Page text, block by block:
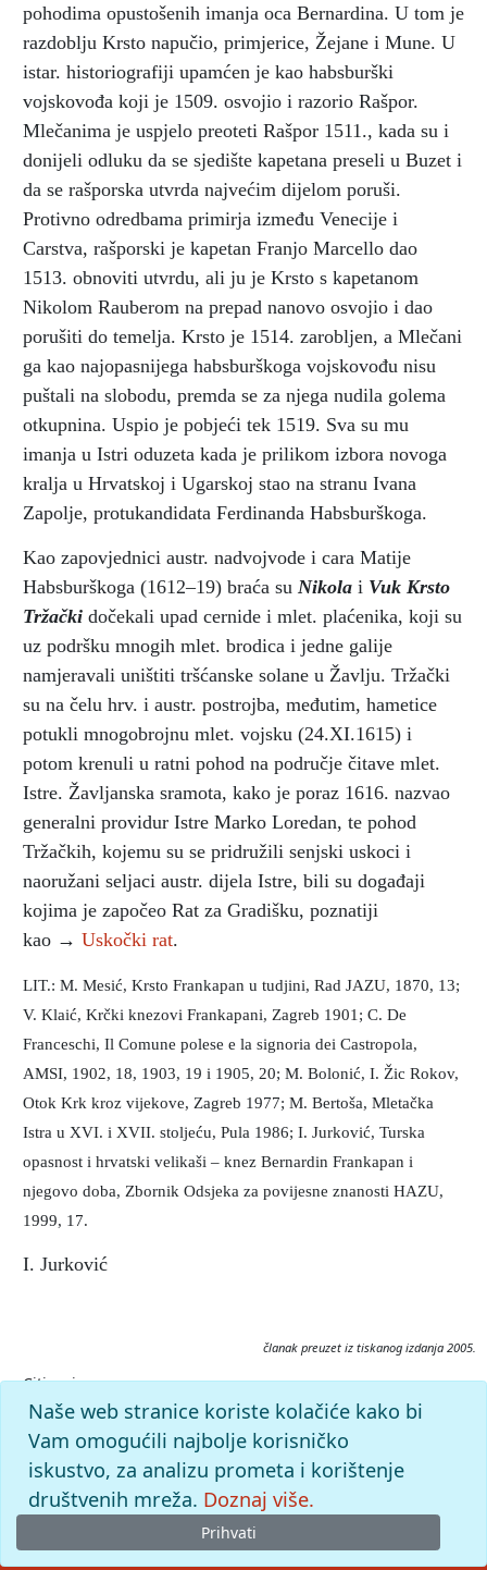
pohodima opustošenih imanja oca Bernardina. U tom je
razdoblju Krsto napučio, primjerice, Žejane i Mune. U
istar. historiografiji upamćen je kao habsburški
vojskovođa koji je 1509. osvojio i razorio Rašpor.
Mlečanima je uspjelo preoteti Rašpor 1511., kada su i
donijeli odluku da se sjedište kapetana preseli u Buzet i
da se rašporska utvrda najvećim dijelom poruši.
Protivno odredbama primirja između Venecije i
Carstva, rašporski je kapetan Franjo Marcello dao
1513. obnoviti utvrdu, ali ju je Krsto s kapetanom
Nikolom Rauberom na prepad nanovo osvojio i dao
porušiti do temelja. Krsto je 1514. zarobljen, a Mlečani
ga kao najopasnijega habsburškoga vojskovođu nisu
puštali na slobodu, premda se za njega nudila golema
otkupnina. Uspio je pobjeći tek 1519. Sva su mu
imanja u Istri oduzeta kada je prilikom izbora novoga
kralja u Hrvatskoj i Ugarskoj stao na stranu Ivana
Zapolje, protukandidata Ferdinanda Habsburškoga.
Kao zapovjednici austr. nadvojvode i cara Matije
Habsburškoga (1612–19) braća su Nikola i Vuk Krsto
Tržački dočekali upad cernide i mlet. plaćenika, koji su
uz podršku mnogih mlet. brodica i jedne galije
namjeravali uništiti tršćanske solane u Žavlju. Tržački
su na čelu hrv. i austr. postrojba, međutim, hametice
potukli mnogobrojnu mlet. vojsku (24.XI.1615) i
potom krenuli u ratni pohod na područje čitave mlet.
Istre. Žavljanska sramota, kako je poraz 1616. nazvao
generalni providur Istre Marko Loredan, te pohod
Tržačkih, kojemu su se pridružili senjski uskoci i
naoružani seljaci austr. dijela Istre, bili su događaji
kojima je započeo Rat za Gradišku, poznatiji
kao → Uskočki rat.
LIT.: M. Mesić, Krsto Frankapan u tudjini, Rad JAZU, 1870, 13;
V. Klaić, Krčki knezovi Frankapani, Zagreb 1901; C. De
Franceschi, Il Comune polese e la signoria dei Castropola,
AMSI, 1902, 18, 1903, 19 i 1905, 20; M. Bolonić, I. Žic Rokov,
Otok Krk kroz vijekove, Zagreb 1977; M. Bertoša, Mletačka
Istra u XVI. i XVII. stoljeću, Pula 1986; I. Jurković, Turska
opasnost i hrvatski velikaši – knez Bernardin Frankapan i
njegovo doba, Zbornik Odsjeka za povijesne znanosti HAZU,
1999, 17.
I. Jurković
članak preuzet iz tiskanog izdanja 2005.
Citiranje:
Frankopani (Frankapani).Istarska enciklopedija (2005),
Leksikografski zavod Miroslav Krleža, 2026.
Pristupljeno 6.8.2026.
<https://istra.lzmk.hr/clanak/frankopani-frankapani->.
Naše web stranice koriste kolačiće kako bi
Vam omogućili najbolje korisničko
iskustvo, za analizu prometa i korištenje
društvenih mreža. Doznaj više.
Prihvati
© 2026Leksikografski zavodMiroslav Krleža